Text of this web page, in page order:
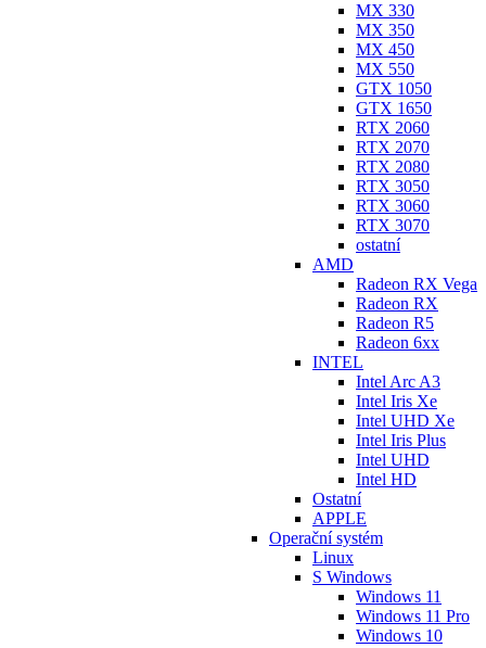
MX 330
MX 350
MX 450
MX 550
GTX 1050
GTX 1650
RTX 2060
RTX 2070
RTX 2080
RTX 3050
RTX 3060
RTX 3070
ostatní
AMD
Radeon RX Vega
Radeon RX
Radeon R5
Radeon 6xx
INTEL
Intel Arc A3
Intel Iris Xe
Intel UHD Xe
Intel Iris Plus
Intel UHD
Intel HD
Ostatní
APPLE
Operační systém
Linux
S Windows
Windows 11
Windows 11 Pro
Windows 10